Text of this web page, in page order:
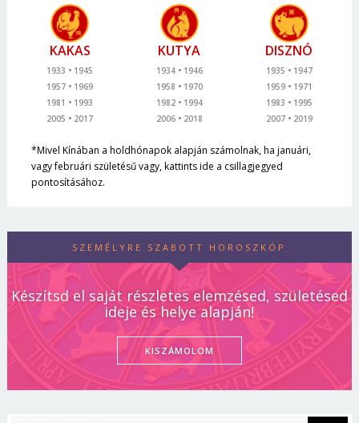
KAKAS
1933
1945
1957
1969
1981
1993
2005
2017
KUTYA
1934
1946
1958
1970
1982
1994
2006
2018
DISZNÓ
1935
1947
1959
1971
1983
1995
2007
2019
*Mivel Kínában a holdhónapok alapján számolnak, ha januári,
vagy februári születésű vagy, kattints ide a csillagjegyed
pontosításához.
SZEMÉLYRE SZABOTT HOROSZKÓP
Készítsd el saját részletes elemzésed, születésed
ideje és helye alapján!
KISZÁMOLOM